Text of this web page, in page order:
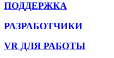
ПОДДЕРЖКА
РАЗРАБОТЧИКИ
VR ДЛЯ РАБОТЫ